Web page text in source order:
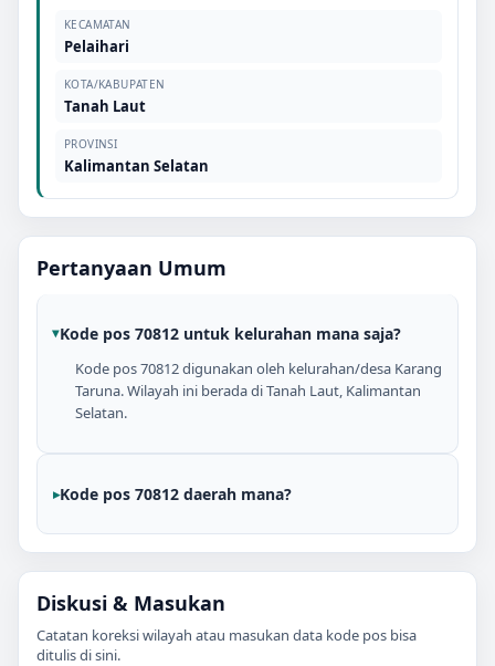
KECAMATAN
Pelaihari
KOTA/KABUPATEN
Tanah Laut
PROVINSI
Kalimantan Selatan
Pertanyaan Umum
Kode pos 70812 untuk kelurahan mana saja?
Kode pos 70812 digunakan oleh kelurahan/desa Karang
Taruna. Wilayah ini berada di Tanah Laut, Kalimantan
Selatan.
Kode pos 70812 daerah mana?
Diskusi & Masukan
Catatan koreksi wilayah atau masukan data kode pos bisa
ditulis di sini.